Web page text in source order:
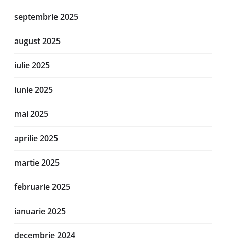
septembrie 2025
august 2025
iulie 2025
iunie 2025
mai 2025
aprilie 2025
martie 2025
februarie 2025
ianuarie 2025
decembrie 2024